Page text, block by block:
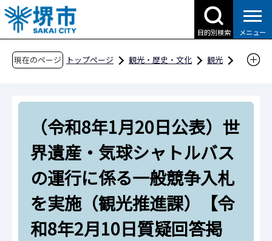
こ
の
ペ
目的別検索 メニュー
現在のページ トップページ 観光・歴史・文化
観光
（令和8年1月20日公表）世界遺産・気球シャト
ルバスの運行に係る一般競争入札を実施（観光
推進課）【令和8年2月10日質疑回答掲載】
（令和8年1月20日公表）世
界遺産・気球シャトルバス
の運行に係る一般競争入札
を実施（観光推進課）【令
和8年2月10日質疑回答掲